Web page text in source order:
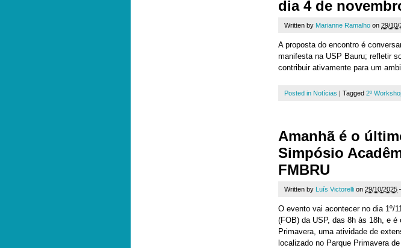
dia 4 de
Written by Marianne Ramalho on 29/10/
A proposta do encontro é
manifesta na USP Bauru; refletir
contribuir ativamente para um
Posted in Notícias | Tagged 2º
Amanhã é o
Simpósio
FMBRU
Written by Luís Victorelli on 29/10/2025
O evento vai acontecer no dia 1º/
(FOB) da USP, das 8h às 18h, e
Primavera, uma atividade de
localizado no Parque Primavera